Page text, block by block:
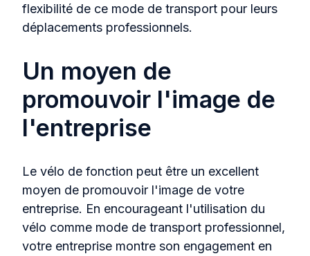
flexibilité de ce mode de transport pour leurs
déplacements professionnels.
Un moyen de
promouvoir l'image de
l'entreprise
Le vélo de fonction peut être un excellent
moyen de promouvoir l'image de votre
entreprise. En encourageant l'utilisation du
vélo comme mode de transport professionnel,
votre entreprise montre son engagement en